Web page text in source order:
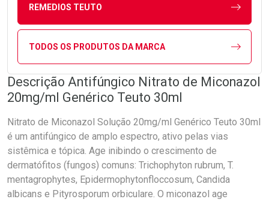
REMEDIOS TEUTO
TODOS OS PRODUTOS DA MARCA
Descrição Antifúngico Nitrato de Miconazol
20mg/ml Genérico Teuto 30ml
Nitrato de Miconazol Solução 20mg/ml Genérico Teuto 30ml
é um antifúngico de amplo espectro, ativo pelas vias
sistêmica e tópica. Age inibindo o crescimento de
dermatófitos (fungos) comuns: Trichophyton rubrum, T.
mentagrophytes, Epidermophytonfloccosum, Candida
albicans e Pityrosporum orbiculare. O miconazol age